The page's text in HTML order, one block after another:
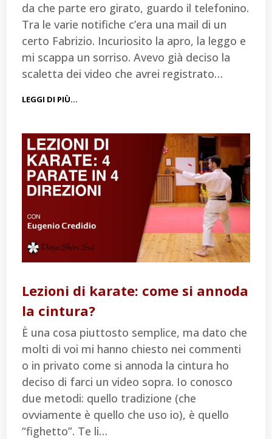
da che parte ero girato, guardo il telefonino.
Tra le varie notifiche c’era una mail di un
certo Fabrizio. Incuriosito la apro, la leggo e
mi scappa un sorriso. Avevo già deciso la
scaletta dei video che avrei registrato…
LEGGI DI PIÙ…
Lezioni di karate: come si annoda
la cintura?
È una cosa piuttosto semplice, ma dato che
molti di voi mi hanno chiesto nei commenti
o in privato come si annoda la cintura ho
deciso di farci un video sopra. Io conosco
due metodi: quello tradizione (che
ovviamente è quello che uso io), è quello
“fighetto”. Te li…